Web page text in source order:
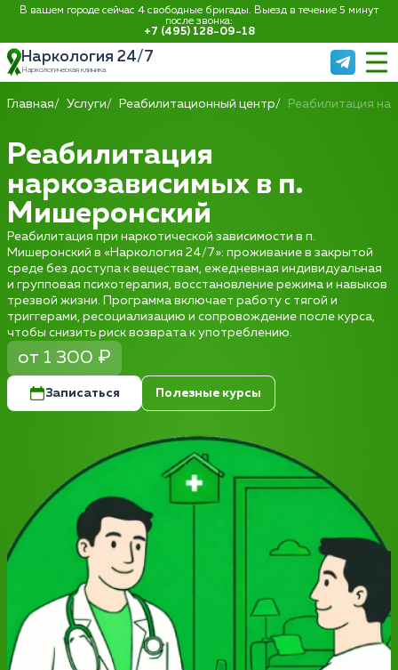
В вашем городе сейчас 4 свободные бригады. Выезд в течение 5 минут
после звонка:
+7 (495) 128-09-18
Наркология 24/7
Наркологическая клиника
Главная Услуги Реабилитационный центр Реабилитация
Реабилитация
наркозависимых в п.
Мишеронский
Реабилитация при наркотической зависимости в п.
Мишеронский в «Наркология 24/7»: проживание в закрытой
среде без доступа к веществам, ежедневная индивидуальная
и групповая психотерапия, восстановление режима и навыков
трезвой жизни. Программа включает работу с тягой и
триггерами, ресоциализацию и сопровождение после курса,
чтобы снизить риск возврата к употреблению.
от 1 300 ₽
Записаться Полезные курсы